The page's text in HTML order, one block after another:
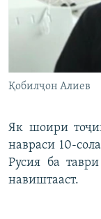
Қобилҷон Алиев
Як шоири
навраси 10-
Русия ба
навиштааст.